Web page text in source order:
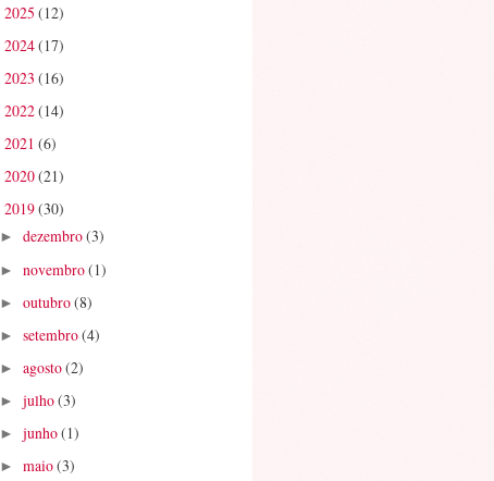
2025 (12)
2024(17)
2023 (16)
2022(14)
2021 (6)
2020(21)
2019(30)
► dezembro(3)
► novembro(1)
► outubro(8)
► setembro(4)
► agosto(2)
► julho(3)
► junho(1)
► maio(3)